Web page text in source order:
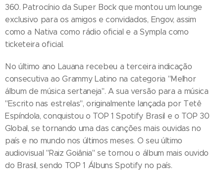
360. Patrocínio da Super Bock que montou um lounge
exclusivo para os amigos e convidados, Engov, assim
como a Nativa como rádio oficial e a Sympla como
ticketeira oficial.
No último ano Lauana recebeu a terceira indicação
consecutiva ao Grammy Latino na categoria "Melhor
álbum de música sertaneja". A sua versão para a música
"Escrito nas estrelas", originalmente lançada por Tetê
Espíndola, conquistou o TOP 1 Spotify Brasil e o TOP 30
Global, se tornando uma das canções mais ouvidas no
país e no mundo nos últimos meses. O seu último
audiovisual "Raiz Goiânia" se tornou o álbum mais ouvido
do Brasil, sendo TOP 1 Álbuns Spotify no país.